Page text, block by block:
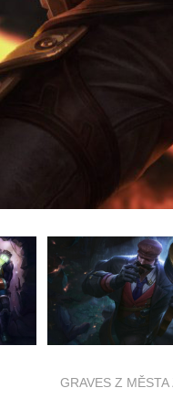
GRAVES Z MĚSTA